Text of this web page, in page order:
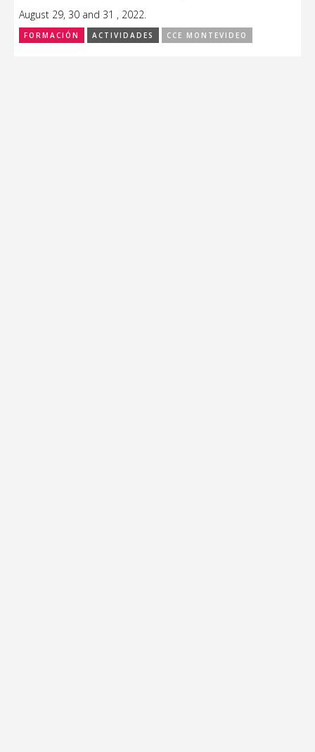
August 29, 30 and 31 , 2022.
FORMACIÓN ACTIVIDADES CCE MONTEVIDEO